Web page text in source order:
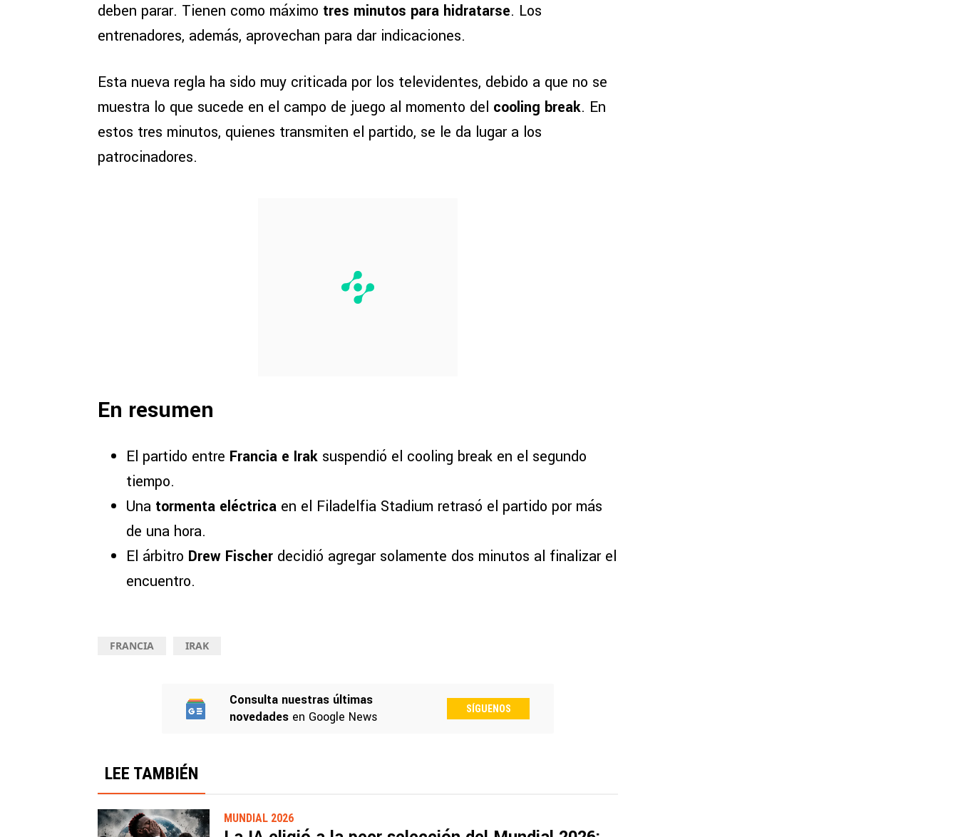
deben parar. Tienen como máximo tres minutos para hidratarse. Los
entrenadores, además, aprovechan para dar indicaciones.
Esta nueva regla ha sido muy criticada por los televidentes, debido a que no se
muestra lo que sucede en el campo de juego al momento del cooling break. En
estos tres minutos, quienes transmiten el partido, se le da lugar a los
patrocinadores.
En resumen
El partido entre Francia e Irak suspendió el cooling break en el segundo
tiempo.
Una tormenta eléctrica en el Filadelfia Stadium retrasó el partido por más
de una hora.
El árbitro Drew Fischer decidió agregar solamente dos minutos al finalizar el
encuentro.
FRANCIA IRAK
Consulta nuestras últimas
novedades en Google News
SÍGUENOS
LEE TAMBIÉN
MUNDIAL 2026